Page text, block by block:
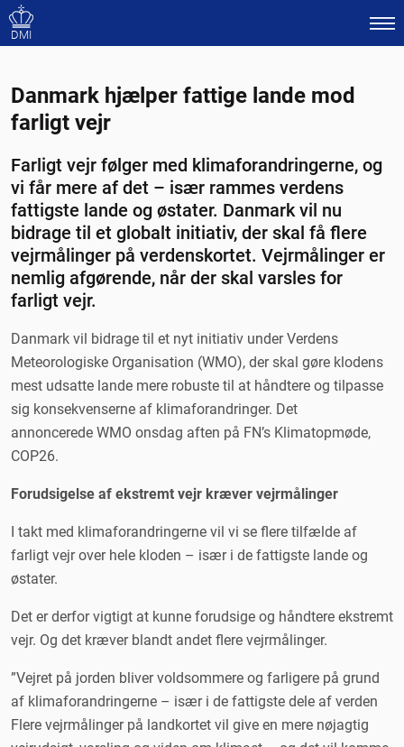
DMI
Danmark hjælper fattige lande mod
farligt vejr
Farligt vejr følger med klimaforandringerne, og
vi får mere af det – især rammes verdens
fattigste lande og østater. Danmark vil nu
bidrage til et globalt initiativ, der skal få flere
vejrmålinger på verdenskortet. Vejrmålinger er
nemlig afgørende, når der skal varsles for
farligt vejr.
Danmark vil bidrage til et nyt initiativ under Verdens
Meteorologiske Organisation (WMO), der skal gøre klodens
mest udsatte lande mere robuste til at håndtere og tilpasse
sig konsekvenserne af klimaforandringer. Det
annoncerede WMO onsdag aften på FN’s Klimatopmøde,
COP26.
Forudsigelse af ekstremt vejr kræver vejrmålinger
I takt med klimaforandringerne vil vi se flere tilfælde af
farligt vejr over hele kloden – især i de fattigste lande og
østater.
Det er derfor vigtigt at kunne forudsige og håndtere ekstremt
vejr. Og det kræver blandt andet flere vejrmålinger.
”Vejret på jorden bliver voldsommere og farligere på grund
af klimaforandringerne – især i de fattigste dele af verden
Flere vejrmålinger på landkortet vil give en mere nøjagtig